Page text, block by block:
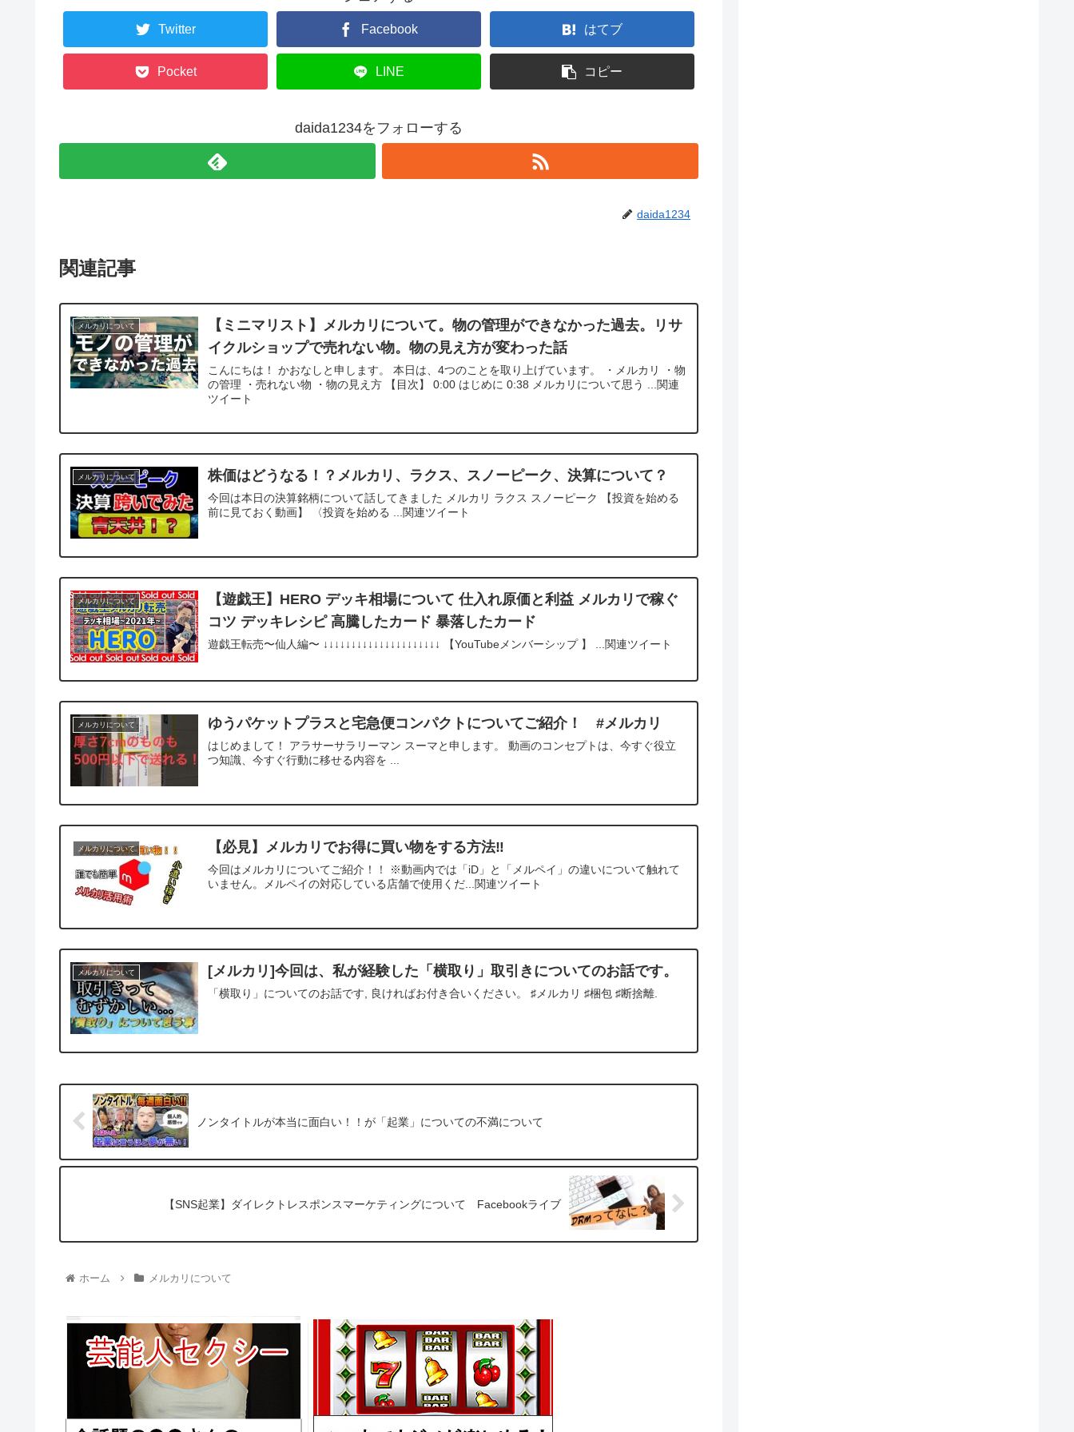
Twitter Facebook はてブ
Pocket LINE コピー
daida1234をフォローする
daida1234
関連記事
メルカリについて
【ミニマリスト】メルカリについて。物の管理ができなかった過去。リサ
イクルショップで売れない物。物の見え方が変わった話
こんにちは！ かおなしと申します。 本日は、4つのことを取り上げています。 ・メルカリ ・物
の管理 ・売れない物 ・物の見え方 【目次】 0:00 はじめに 0:38 メルカリについて思う ...関連
ツイート
メルカリについて 株価はどうなる！？メルカリ、ラクス、スノーピーク、決算について？
今回は本日の決算銘柄について話してきました メルカリ ラクス スノーピーク 【投資を始める
前に見ておく動画】 〈投資を始める ...関連ツイート
メルカリについて
【遊戯王】HERO デッキ相場について 仕入れ原価と利益 メルカリで稼ぐ
コツ デッキレシピ 高騰したカード 暴落したカード
遊戯王転売〜仙人編〜 ↓↓↓↓↓↓↓↓↓↓↓↓↓↓↓↓↓↓↓↓↓ 【YouTubeメンバーシップ 】 ...関連ツイート
メルカリについて ゆうパケットプラスと宅急便コンパクトについてご紹介！ #メルカリ
はじめまして！ アラサーサラリーマン スーマと申します。 動画のコンセプトは、今すぐ役立
つ知識、今すぐ行動に移せる内容を ...
メルカリについて 【必見】メルカリでお得に買い物をする方法‼
今回はメルカリについてご紹介！！ ※動画内では「iD」と「メルペイ」の違いについて触れて
いません。メルペイの対応している店舗で使用くだ...関連ツイート
メルカリについて [メルカリ]今回は、私が経験した「横取り」取引きについてのお話です。
「横取り」についてのお話です, 良ければお付き合いください。 ♯メルカリ ♯梱包 ♯断捨離.
ノンタイトルが本当に面白い！！が「起業」についての不満について
【SNS起業】ダイレクトレスポンスマーケティングについて Facebookライブ
ホーム メルカリについて